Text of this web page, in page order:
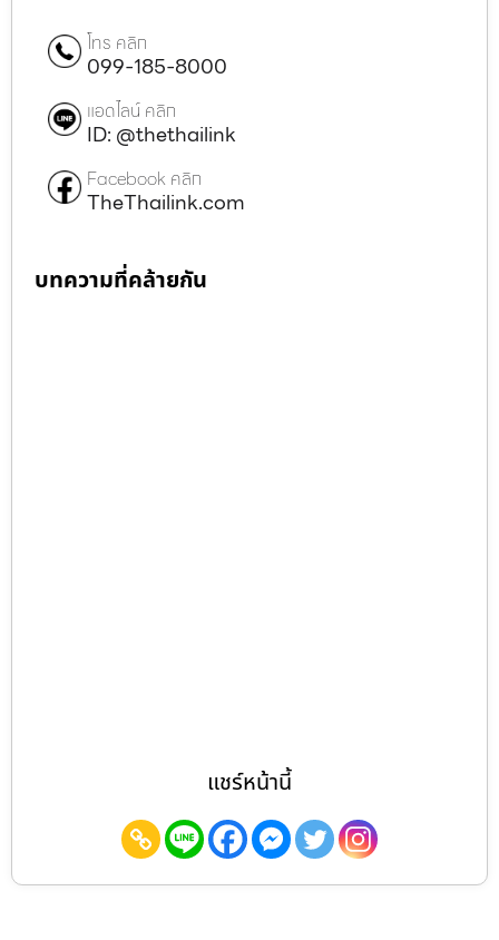
โทร คลิก
099-185-8000
แอดไลน์ คลิก
ID: @thethailink
Facebook คลิก
TheThailink.com
บทความที่คล้ายกัน
แชร์หน้านี้